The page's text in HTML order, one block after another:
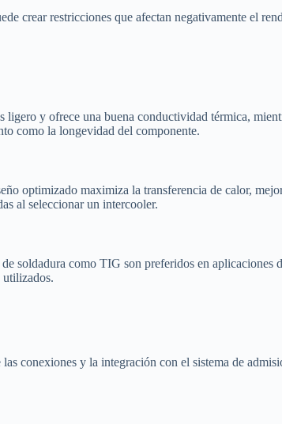
crear restricciones que afectan negativamente el
y ofrece una buena conductividad térmica,
como la longevidad del componente.
optimizado maximiza la transferencia de calor,
al seleccionar un intercooler.
soldadura como TIG son preferidos en aplicaciones
utilizados.
conexiones y la integración con el sistema de